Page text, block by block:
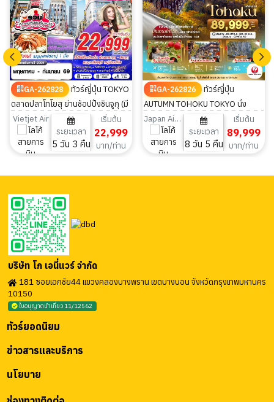
GA-262828
ทัวร์ญี่ปุ่น TOKYO
ตลาดปลาโทโยสุ ย่านช้อปปิ้งชินจูกุ (มี
FREEDAY) 5วัน 3คืน
Vietjet Air
ระยะเวลา
5 วัน 3 คืน
เริ่มต้น
22,999
บาท/ท่าน
GA-262826
ทัวร์ญี่ปุ่น
AUTUMN TOHOKU TOKYO นั่ง
กระเช้าฮักโกดะ 8วัน 5คืน
Japan Airlines
ระยะเวลา
8 วัน 5 คืน
เริ่มต้น
89,999
บาท/ท่าน
บริษัท โก เอนี่แวร์ จำกัด
181 ซอยเอกชัย44 แขวงคลองบางพราน เขตบางบอน จังหวัดกรุงเทพมหานคร
10150
ใบอนุญาตนำเที่ยว 11/12562
นโยบาย
ข่าวสารและบริการ
ทัวร์ยอดนิยม